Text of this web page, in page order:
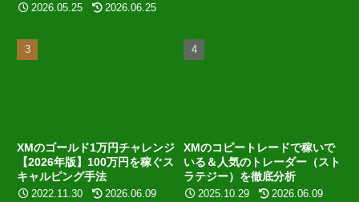
2026.05.25 2026.06.25
XMのゴールド1万円チャレンジ
【2026年版】100万円を稼ぐス
キャルピング手法
2022.11.30 2026.06.09
XMのコピートレードで稼いで
いる＆人気のトレーダー（スト
ラテジー）を徹底分析
2025.10.29 2026.06.09